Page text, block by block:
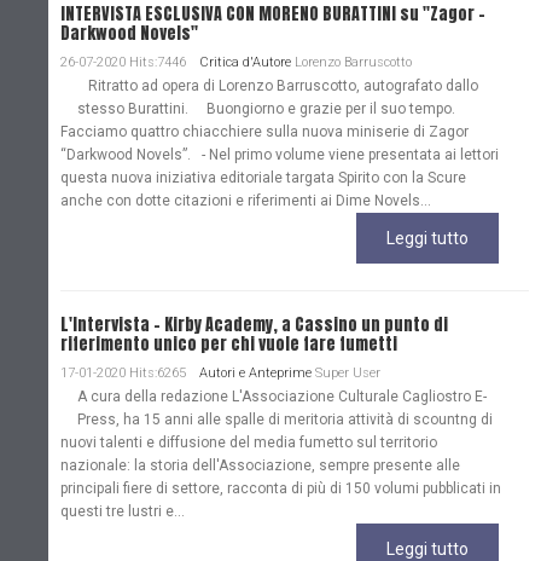
INTERVISTA ESCLUSIVA CON MORENO BURATTINI su "Zagor -
Darkwood Novels"
26-07-2020 Hits:7446 Critica d'Autore Lorenzo Barruscotto
Ritratto ad opera di Lorenzo Barruscotto, autografato dallo
stesso Burattini. Buongiorno e grazie per il suo tempo.
Facciamo quattro chiacchiere sulla nuova miniserie di Zagor
“Darkwood Novels”. - Nel primo volume viene presentata ai lettori
questa nuova iniziativa editoriale targata Spirito con la Scure
anche con dotte citazioni e riferimenti ai Dime Novels...
Leggi tutto
L'Intervista - Kirby Academy, a Cassino un punto di
riferimento unico per chi vuole fare fumetti
17-01-2020 Hits:6265 Autori e Anteprime Super User
A cura della redazione L'Associazione Culturale Cagliostro E-
Press, ha 15 anni alle spalle di meritoria attività di scountng di
nuovi talenti e diffusione del media fumetto sul territorio
nazionale: la storia dell'Associazione, sempre presente alle
principali fiere di settore, racconta di più di 150 volumi pubblicati in
questi tre lustri e...
Leggi tutto